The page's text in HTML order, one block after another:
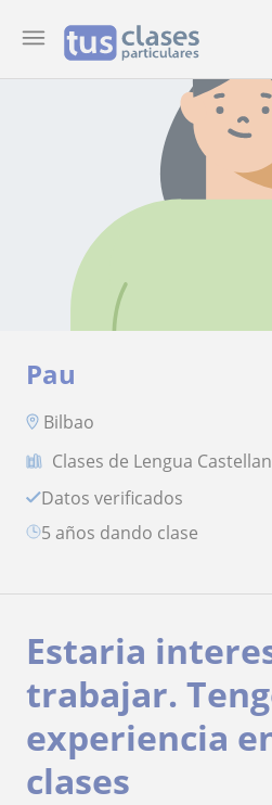
Pau
Bilbao
Clases de Lengua
Datos verificados
5 años dando clase
Estaria
trabajar.
experiencia
clases